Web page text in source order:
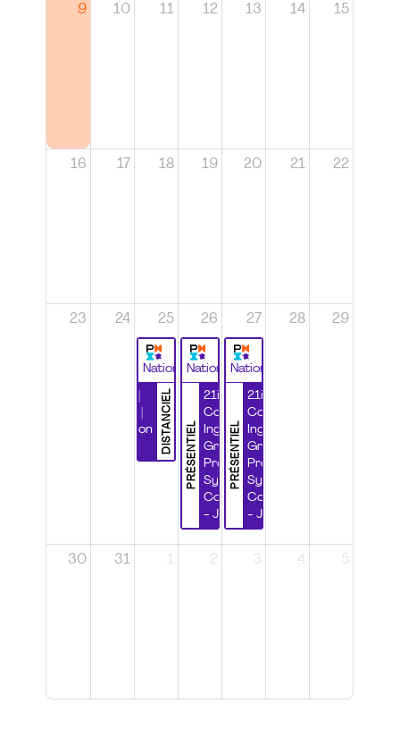
9 10 11 12 13 14 15
16 17 18 19 20 21 22
23 24 25
National
DISTANCIEL
Certification
26
National
PRÉSENTIEL
21ième
Congrès
Ingénierie
Grands
Projets et
Systèmes
Complexes
- Jour 1
27
National
PRÉSENTIEL
21ième
Congrès
Ingénierie
Grands
Projets et
Systèmes
Complexes
- Jour 2
28 29
30 31 1 2 3 4 5